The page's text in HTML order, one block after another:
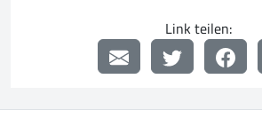
Link teilen: